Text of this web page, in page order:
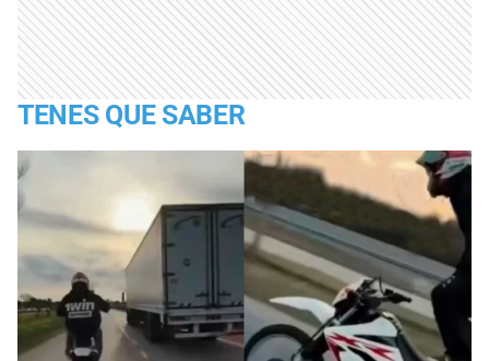
TENES QUE SABER